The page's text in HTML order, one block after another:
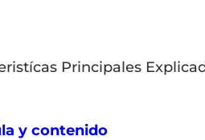
Principales
y contenido